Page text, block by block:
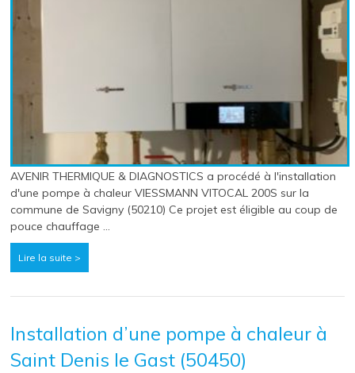
AVENIR THERMIQUE & DIAGNOSTICS a procédé à l'installation
d'une pompe à chaleur VIESSMANN VITOCAL 200S sur la
commune de Savigny (50210) Ce projet est éligible au coup de
pouce chauffage …
Lire la suite >
Installation d’une pompe à chaleur à
Saint Denis le Gast (50450)